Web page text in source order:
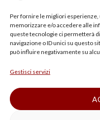
Per fornire le migliori
memorizzare e/o accedere alle
queste tecnologie ci permetterà
navigazione o ID unici su questo
può influire negativamente su
Gestisci servizi
TRIBUNALE
TRIBUNALE